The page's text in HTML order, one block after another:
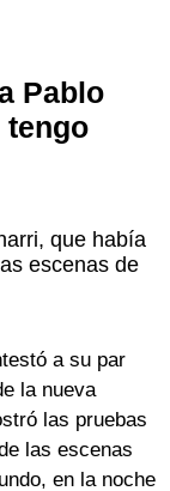
Pablo
tengo
que había
escenas de
a su par
la nueva
las pruebas
las escenas
en la noche